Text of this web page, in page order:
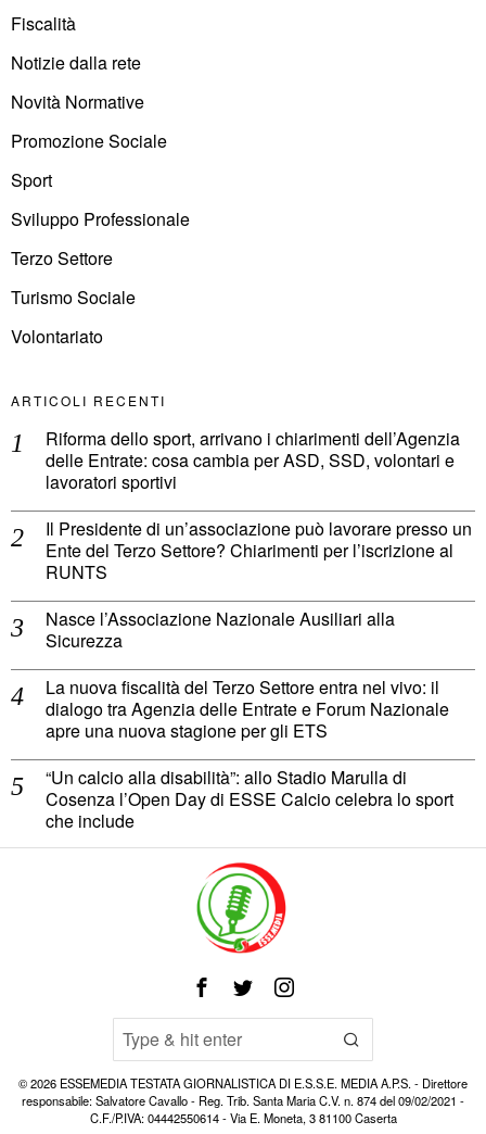
Fiscalità
Notizie dalla rete
Novità Normative
Promozione Sociale
Sport
Sviluppo Professionale
Terzo Settore
Turismo Sociale
Volontariato
ARTICOLI RECENTI
Riforma dello sport, arrivano i chiarimenti dell’Agenzia
delle Entrate: cosa cambia per ASD, SSD, volontari e
lavoratori sportivi
Il Presidente di un’associazione può lavorare presso un
Ente del Terzo Settore? Chiarimenti per l’iscrizione al
RUNTS
Nasce l’Associazione Nazionale Ausiliari alla
Sicurezza
La nuova fiscalità del Terzo Settore entra nel vivo: il
dialogo tra Agenzia delle Entrate e Forum Nazionale
apre una nuova stagione per gli ETS
“Un calcio alla disabilità”: allo Stadio Marulla di
Cosenza l’Open Day di ESSE Calcio celebra lo sport
che include
©2026 ESSEMEDIA TESTATA GIORNALISTICA DI E.S.S.E. MEDIA A.P.S. - Direttore
responsabile: Salvatore Cavallo - Reg. Trib. Santa Maria C.V. n. 874 del 09/02/2021 -
C.F./P.IVA: 04442550614 - Via E. Moneta, 3 81100 Caserta